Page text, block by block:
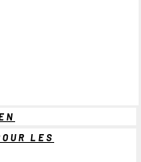
LES